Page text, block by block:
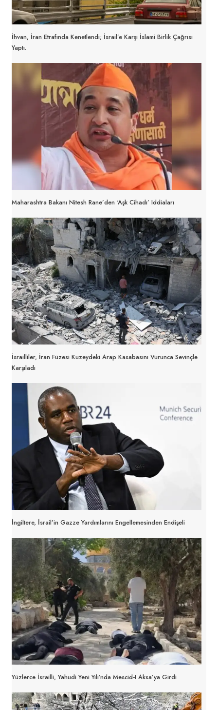
İhvan, İran Etrafında Kenetlendi; İsrail’e Karşı İslami Birlik Çağrısı
Yaptı.
Maharashtra Bakanı Nitesh Rane’den ‘aşk Cihadı’ Iddiaları
İsrailliler, İran Füzesi Kuzeydeki Arap Kasabasını Vurunca Sevinçle
Karşıladı
İngiltere, İsrail’in Gazze Yardımlarını Engellemesinden Endişeli
Yüzlerce İsrailli, Yahudi Yeni Yılı’nda Mescid-I Aksa’ya Girdi